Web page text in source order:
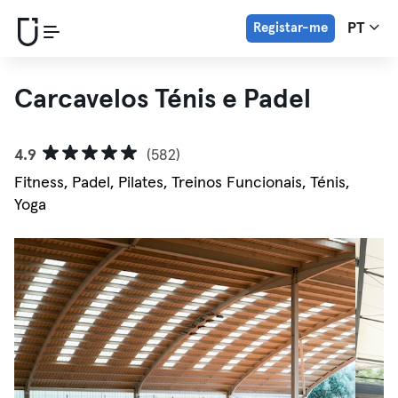
Registar-me PT
Carcavelos Ténis e Padel
4.9
(582)
Fitness, Padel, Pilates, Treinos Funcionais, Ténis,
Yoga